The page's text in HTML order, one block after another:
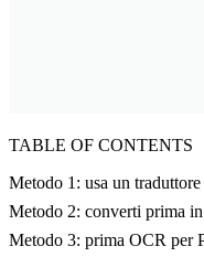
TABLE OF CONTENTS
Metodo 1: usa un
Metodo 2: converti prima
Metodo 3: prima OCR per